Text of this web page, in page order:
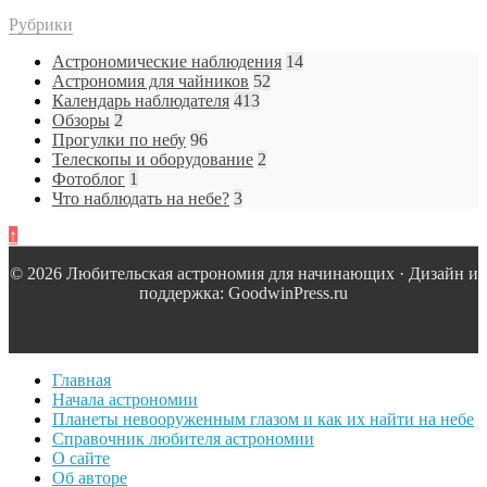
Рубрики
Астрономические наблюдения 14
Астрономия для чайников 52
Календарь наблюдателя 413
Обзоры 2
Прогулки по небу 96
Телескопы и оборудование 2
Фотоблог 1
Что наблюдать на небе? 3
↑
© 2026 Любительская астрономия для начинающих · Дизайн и
поддержка: GoodwinPress.ru
Главная
Начала астрономии
Планеты невооруженным глазом и как их найти на небе
Справочник любителя астрономии
О сайте
Об авторе